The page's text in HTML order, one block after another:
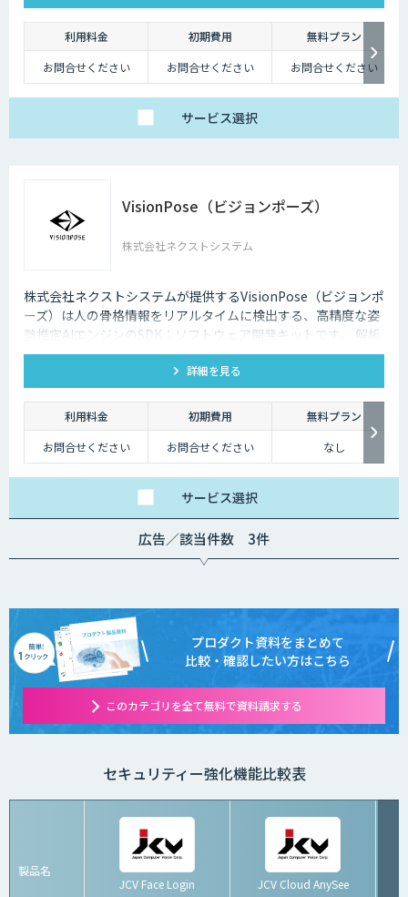
利用料金 初期費用
無料プラン
お問合せください
お問合せください お問合せください
サービス選択
VisionPose（ビジョンポーズ）
株式会社ネクストシステム
株式会社ネクストシステムが提供するVisionPose（ビジョンポ
ーズ）は人の骨格情報をリアルタイムに検出する、高精度な姿
勢推定AIエンジンのSDK：ソフトウェア開発キットです。 解析
から得た骨格データは、用途やジャンルを問わず商用利用や研
究・開発に利用できます。
詳細を見る
利用料金 初期費用
無料プラン
お問合せください
お問合せください なし
サービス選択
広告／該当件数 3件
プロダクト資料をまとめて
比較・確認したい方はこちら
このカテゴリを全て無料で資料請求する
セキュリティー強化機能比較表
製品名
JCV Face Login
JCV Cloud AnySee